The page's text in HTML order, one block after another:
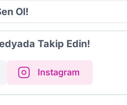
Ol!
Takip Edin!
Instagram